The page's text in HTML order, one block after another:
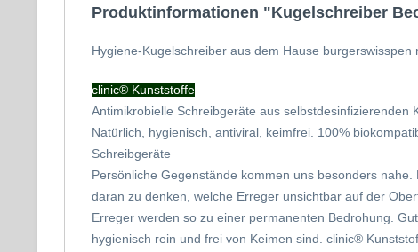
Produktinformationen "Kugelschreiber
Hygiene-Kugelschreiber aus dem Hause burgerswisspen
clinic® Kunststoffe
Antimikrobielle Schreibgeräte aus selbstdesinfizierenden
Natürlich, hygienisch, antiviral, keimfrei. 100%
Schreibgeräte
Persönliche Gegenstände kommen uns besonders
daran zu denken, welche Erreger unsichtbar auf der
Erreger werden so zu einer permanenten Bedrohung.
hygienisch rein und frei von Keimen sind. clinic®